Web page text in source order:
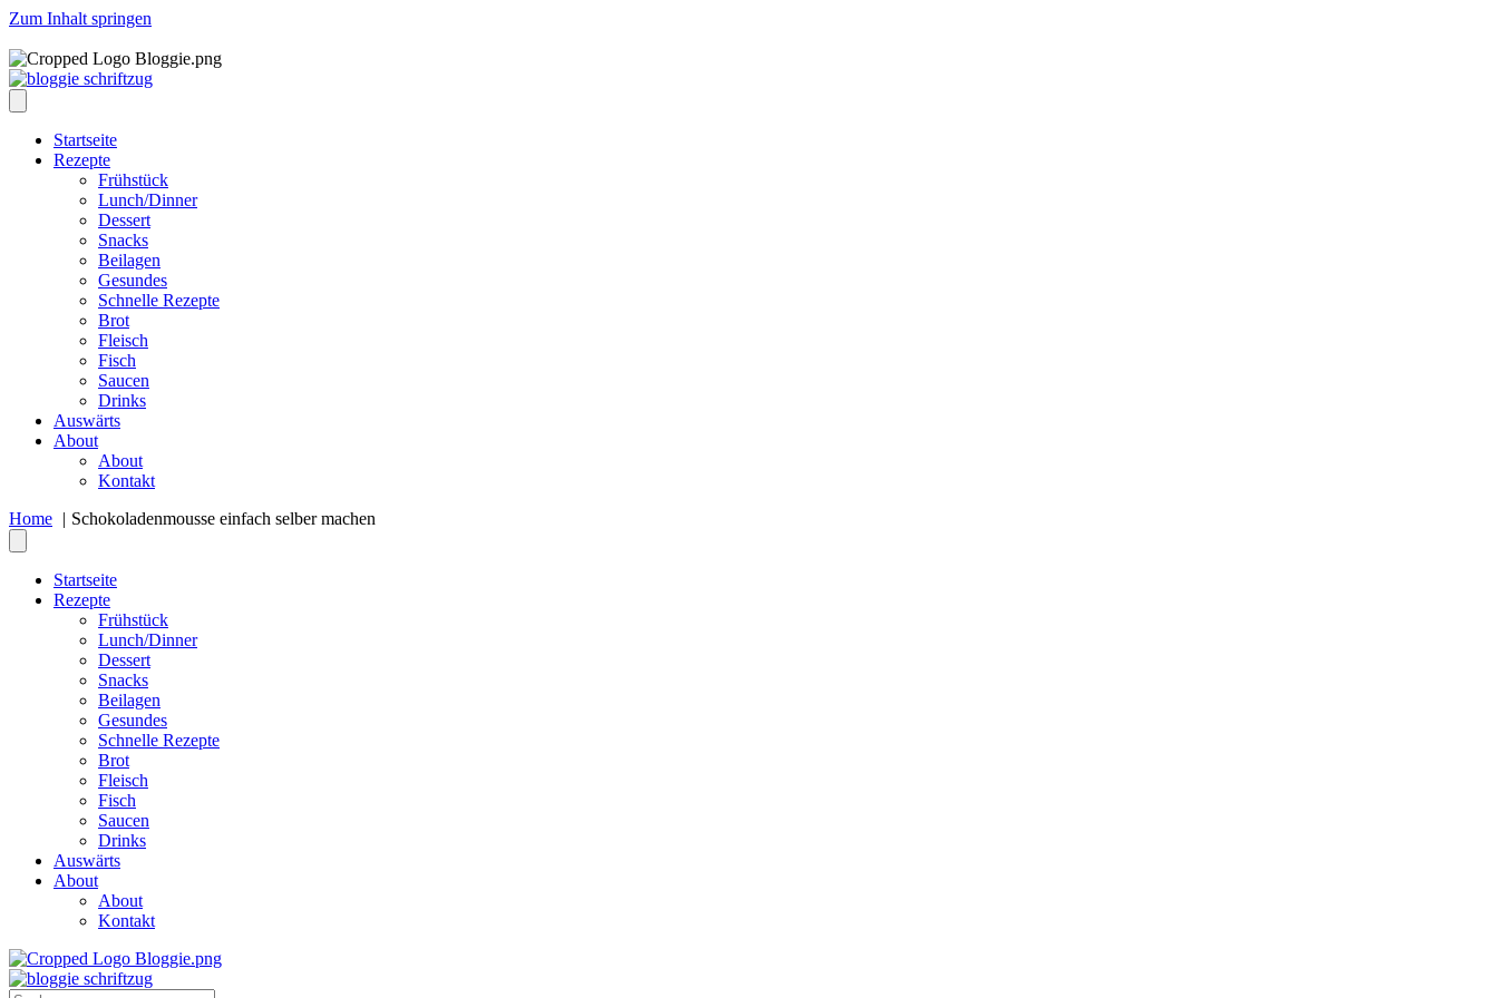
Zum Inhalt springen
Startseite
Rezepte
Frühstück
Lunch/Dinner
Dessert
Snacks
Beilagen
Gesundes
Schnelle Rezepte
Brot
Fleisch
Fisch
Saucen
Drinks
Auswärts
About
About
Kontakt
Home
Schokoladenmousse einfach selber machen
Startseite
Rezepte
Frühstück
Lunch/Dinner
Dessert
Snacks
Beilagen
Gesundes
Schnelle Rezepte
Brot
Fleisch
Fisch
Saucen
Drinks
Auswärts
About
About
Kontakt